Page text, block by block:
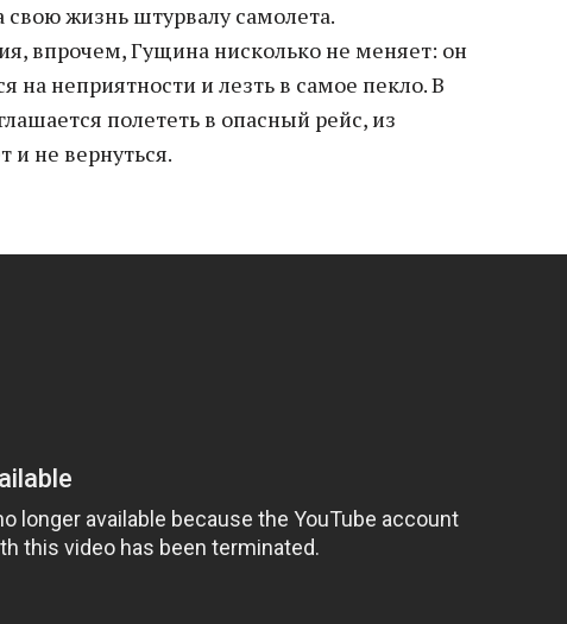
свою жизнь штурвалу самолета.
впрочем, Гущина нисколько не меняет: он
на неприятности и лезть в самое пекло. В
полететь в опасный рейс, из
и не вернуться.